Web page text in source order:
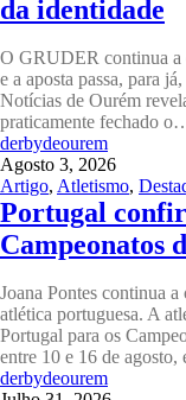
da identidade
O GRUDER continua a
e a aposta passa, para
Notícias de Ourém
praticamente fechado
derbydeourem
Agosto 3, 2026
Artigo, Atletismo,
Portugal
Campeonatos
Joana Pontes continua
atlética portuguesa. A
Portugal para os
entre 10 e 16 de
derbydeourem